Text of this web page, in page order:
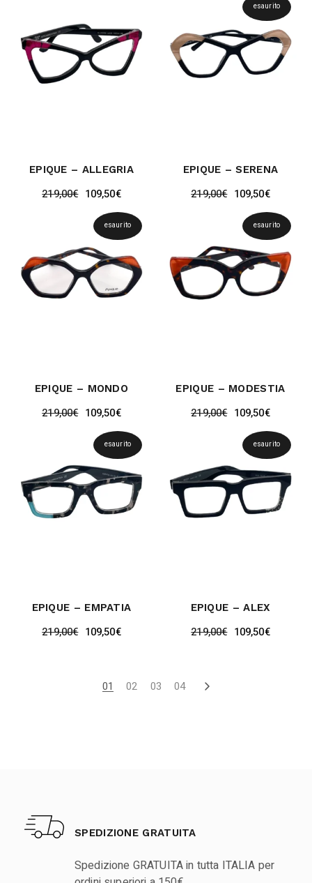
EPIQUE – ALLEGRIA
219,00€ 109,50€
esaurito
EPIQUE – SERENA
219,00€ 109,50€
esaurito
EPIQUE – MONDO
219,00€ 109,50€
esaurito
EPIQUE – MODESTIA
219,00€ 109,50€
esaurito
EPIQUE – EMPATIA
219,00€ 109,50€
esaurito
EPIQUE – ALEX
219,00€ 109,50€
01 02 03 04
SPEDIZIONE GRATUITA
Spedizione GRATUITA in tutta ITALIA per